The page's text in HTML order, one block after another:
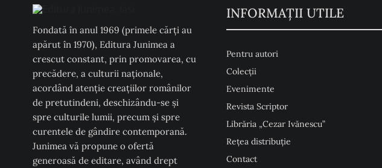
Fondată în anul 1969 (primele cărți au
apărut în 1970), Editura Junimea a
crescut constant, prin promovarea, cu
precădere, a culturii naţionale,
acordând atenţie creaţiilor românilor
de pretutindeni, deschizându-se şi
spre culturile lumii, precum şi spre
curentele de gândire contemporană.
Junimea vă propune o ofertă
generoasă de editare, având drept
INFORMAŢII UTILE
Pentru autori
Colecţii
Evenimente
Revista Scriptor
Librăria „Cezar Ivănescu”
Rețea distribuție
Contact